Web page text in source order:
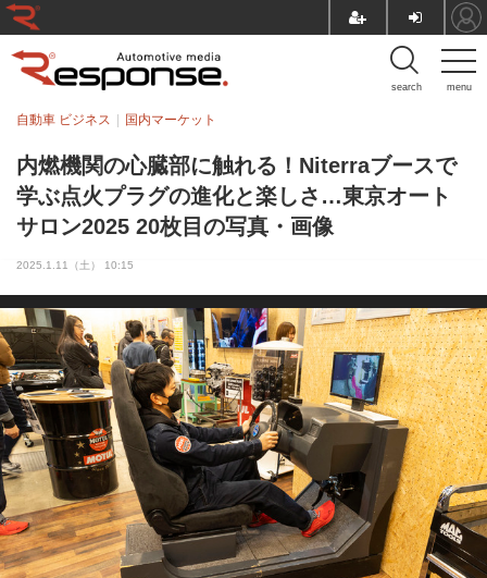
menu
search
内燃機関の心臓部に触れる！Niterraブースで
学ぶ点火プラグの進化と楽しさ…東京オート
サロン2025 20枚目の写真・画像
自動車 ビジネス 国内マーケット
2025.1.11（土） 10:15